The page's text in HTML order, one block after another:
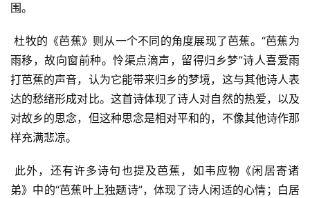
围。
杜牧的《芭蕉》则从一个不同的角度展现了芭蕉。“芭蕉为
雨移，故向窗前种。怜渠点滴声，留得归乡梦”诗人喜爱雨
打芭蕉的声音，认为它能带来归乡的梦境，这与其他诗人表
达的愁绪形成对比。这首诗体现了诗人对自然的热爱，以及
对故乡的思念，但这种思念是相对平和的，不像其他诗作那
样充满悲凉。
弟》中的“芭蕉叶上独题诗”，体现了诗人闲适的心情；白居